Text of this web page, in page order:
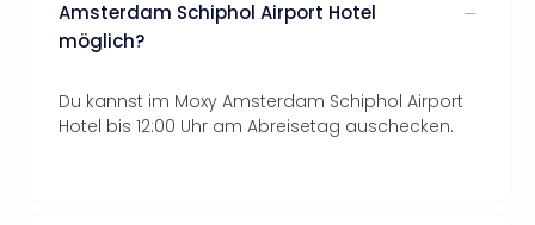
Amsterdam Schiphol Airport Hotel
möglich?
Du kannst im Moxy Amsterdam Schiphol Airport
Hotel bis 12:00 Uhr am Abreisetag auschecken.